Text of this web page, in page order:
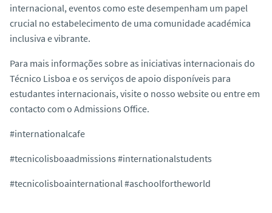
internacional, eventos como este desempenham um papel
crucial no estabelecimento de uma comunidade académica
inclusiva e vibrante.
Para mais informações sobre as iniciativas internacionais do
Técnico Lisboa e os serviços de apoio disponíveis para
estudantes internacionais, visite o nosso website ou entre em
contacto com o Admissions Office.
#internationalcafe
#tecnicolisboaadmissions #internationalstudents
#tecnicolisboainternational #aschoolfortheworld